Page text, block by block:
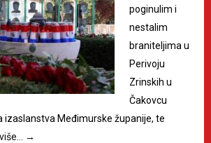
poginulim i
nestalim
braniteljima u
Perivoju
Zrinskih u
Čakovcu
izaslanstva Međimurske županije, te
→